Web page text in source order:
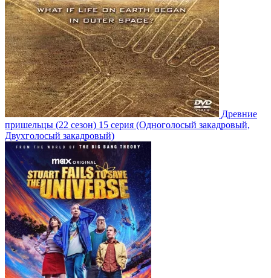
Древние
пришельцы (22 сезон) 15 серия (Одноголосый закадровый,
Двухголосый закадровый)